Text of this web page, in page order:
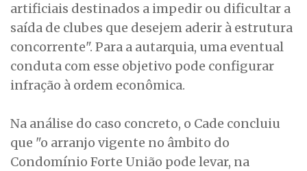
artificiais destinados a impedir ou dificultar a
saída de clubes que desejem aderir à estrutura
concorrente". Para a autarquia, uma eventual
conduta com esse objetivo pode configurar
infração à ordem econômica.
Na análise do caso concreto, o Cade concluiu
que "o arranjo vigente no âmbito do
Condomínio Forte União pode levar, na